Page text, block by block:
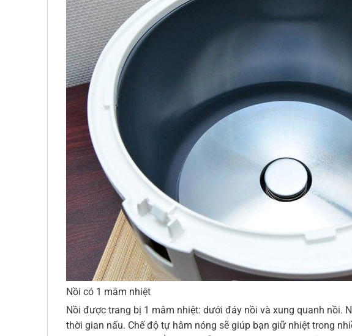
Nồi có 1 mâm nhiệt
Nồi được trang bị 1 mâm nhiệt: dưới đáy nồi và xung quanh nồi.
thời gian nấu. Chế độ tự hâm nóng sẽ giúp bạn giữ nhiệt trong